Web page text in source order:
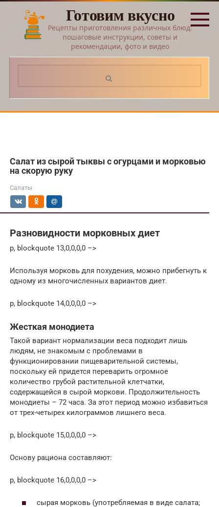
Перейти
контенту
Готовим вкусно
Рецепты приготовления различных блюд:
пошаговые инструкции, советы и
рекомендации, фото и видео
Салат из сырой тыквы с огурцами и морковью
на скорую руку
Салаты
Разновидности морковных диет
p, blockquote 13,0,0,0,0 –>
Используя морковь для похудения, можно прибегнуть к
одному из многочисленных вариантов диет.
p, blockquote 14,0,0,0,0 –>
Жесткая монодиета
Такой вариант нормализации веса подходит лишь
людям, не знакомым с проблемами в
функционировании пищеварительной системы,
поскольку ей придется переварить огромное
количество грубой растительной клетчатки,
содержащейся в сырой моркови. Продолжительность
монодиеты – 72 часа. За этот период можно избавиться
от трех-четырех килограммов лишнего веса.
p, blockquote 15,0,0,0,0 –>
Основу рациона составляют:
p, blockquote 16,0,0,0,0 –>
сырая морковь (употребляемая в виде салата;